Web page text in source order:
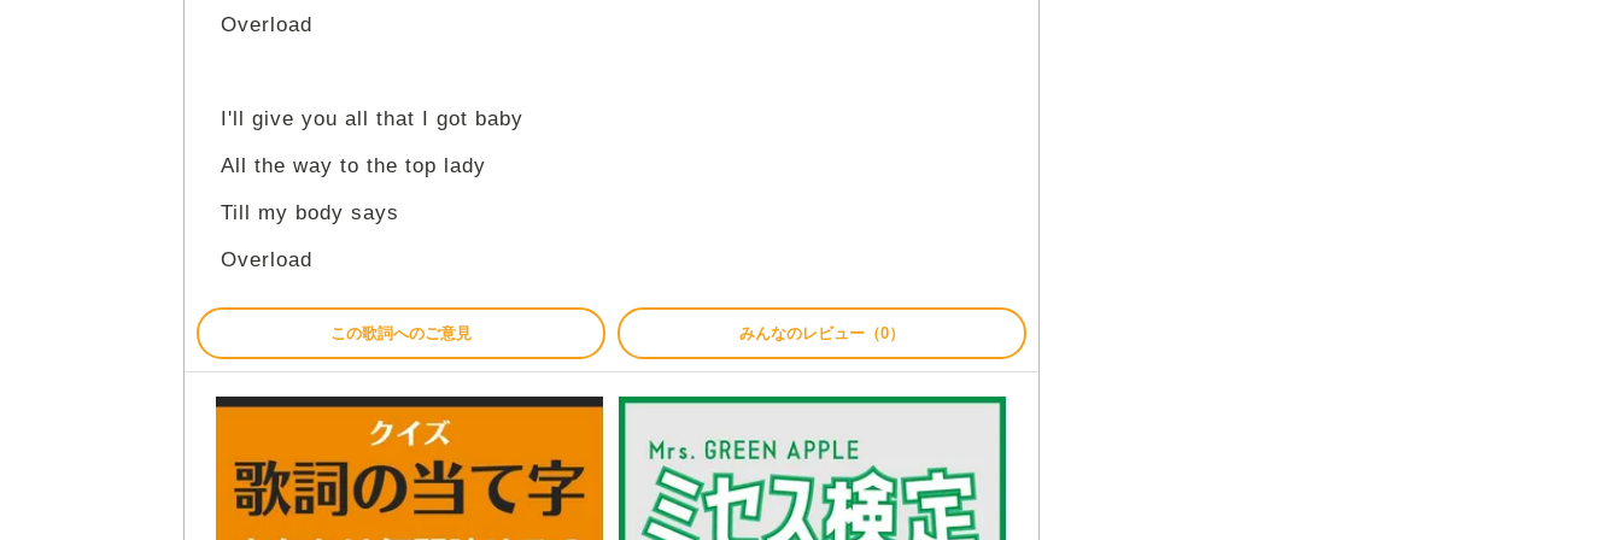
Overload
I'll give you all that I got baby
All the way to the top lady
Till my body says
Overload
この歌詞へのご意見 みんなのレビュー（0）